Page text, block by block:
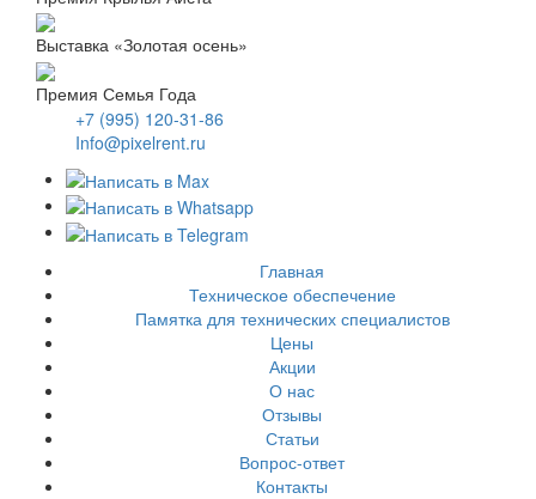
Выставка «Золотая осень»
Премия Семья Года
+7 (995) 120-31-86
Info@pixelrent.ru
Главная
Техническое обеспечение
Памятка для технических специалистов
Цены
Акции
О нас
Отзывы
Статьи
Вопрос-ответ
Контакты